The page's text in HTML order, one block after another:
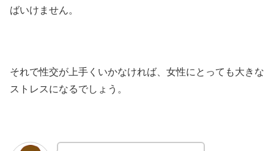
ばいけません。
それで性交が上手くいかなければ、女性にとっても大きな
ストレスになるでしょう。